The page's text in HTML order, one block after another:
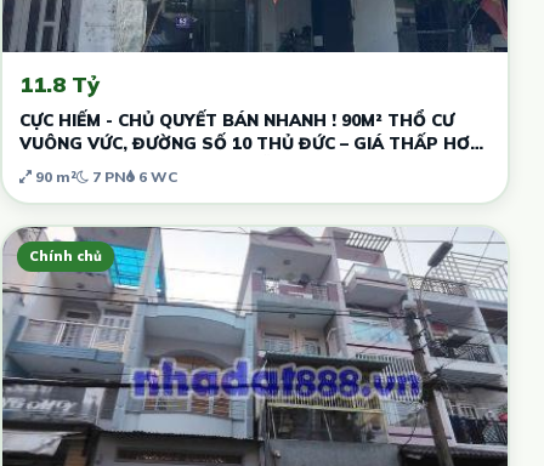
11.8 Tỷ
CỰC HIẾM - CHỦ QUYẾT BÁN NHANH ! 90M² THỔ CƯ
VUÔNG VỨC, ĐƯỜNG SỐ 10 THỦ ĐỨC – GIÁ THẤP HƠN
THỊ TRƯỜNG - DÒNG TIỀN SẴN
90 m² 7 PN 6 WC
Chính chủ